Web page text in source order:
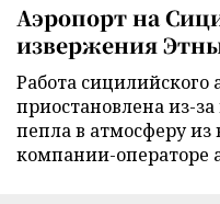
Аэропорт на
извержения
Работа сицилийского
приостановлена из-
пепла в атмосферу
компании-операторе